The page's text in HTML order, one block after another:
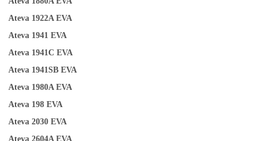
Ateva 1922A EVA
Ateva 1941 EVA
Ateva 1941C EVA
Ateva 1941SB EVA
Ateva 1980A EVA
Ateva 198 EVA
Ateva 2030 EVA
Ateva 2604A EVA